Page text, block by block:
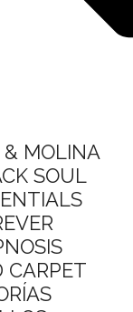
& MOLINA
SOUL
CARPET